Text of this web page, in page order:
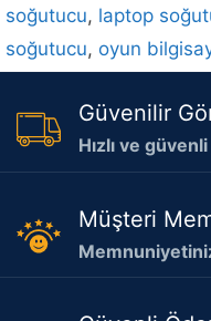
soğutucu, laptop
soğutucu, oyun
Güvenilir
Hızlı ve
Müşteri